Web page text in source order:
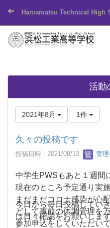
Hamamatsu Technical High
活動
2021年8月 1件
久々の投稿です
投稿日時 : 2021/08/13 管
中学生PWSもあと１週間
現在のところ予定通り実
まだまだコロナ感染が心
どして事前の体調管理を万
参加申込をしていただい
今日から毎日投稿してい
は日々確認をお願いしま